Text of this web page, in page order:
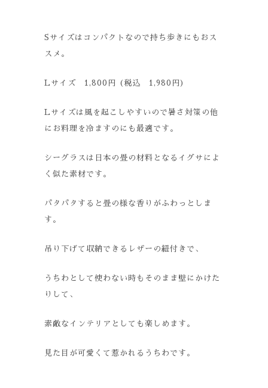
S サイズはコンパクトなので持ち歩きにもおス
スメ。
Lサイズ 1,800円 (税込 1,980円)
L サイズは風を起こしやすいので暑さ対策の他
にお料理を冷ますのにも最適です。
シーグラスは日本の畳の材料となるイグサによ
く似た素材です。
パタパタすると畳の様な香りがふわっとしま
す。
吊り下げて収納できるレザーの紐付きで、
うちわとして使わない時もそのまま壁にかけた
りして、
素敵なインテリアとしても楽しめます。
見た目が可愛くて惹かれるうちわです。